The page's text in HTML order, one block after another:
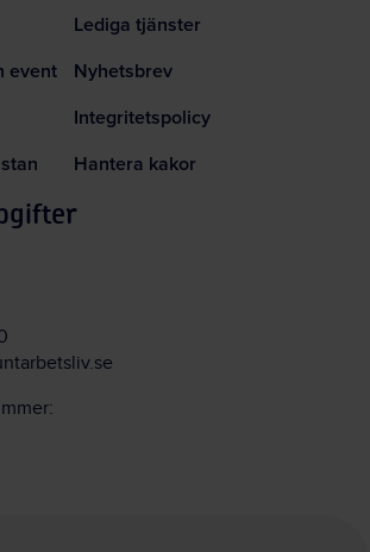
event
Lediga tjänster
Nyhetsbrev
Integritetspolicy
Hantera kakor